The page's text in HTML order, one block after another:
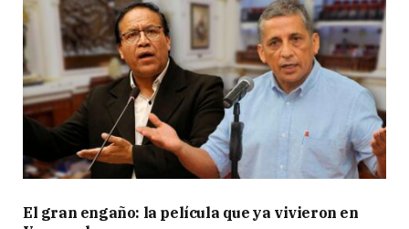
El gran engaño: la película que ya vivieron en